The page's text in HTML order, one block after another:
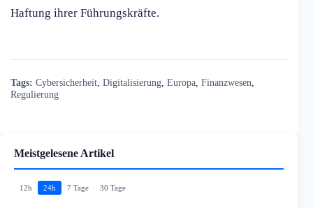
Haftung ihrer Führungskräfte.
Tags: Cybersicherheit Digitalisierung Europa Finanzwesen
Regulierung
Meistgelesene Artikel
12h 24h 7 Tage 30 Tage